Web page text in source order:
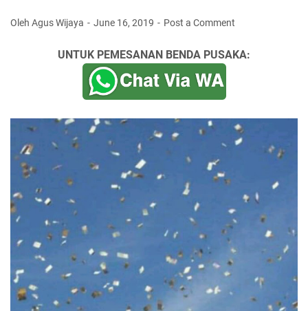
Oleh Agus Wijaya June 16, 2019 Post a Comment
UNTUK PEMESANAN BENDA PUSAKA: